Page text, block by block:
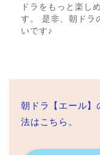
ドラをもっと楽し
す。 是非、朝ドラ
いです♪
朝ドラ【エール】
法はこちら。